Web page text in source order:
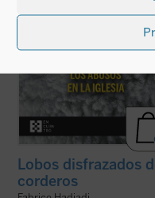
Lobos disfrazados
corderos